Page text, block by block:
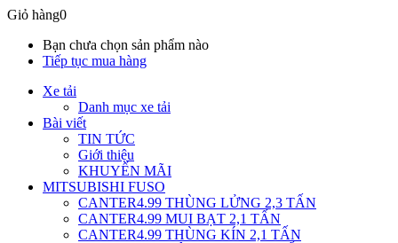
Giỏ hàng0
Bạn chưa chọn sản phẩm nào
Tiếp tục mua hàng
Xe tải
Danh mục xe tải
Bài viết
TIN TỨC
Giới thiệu
KHUYẾN MÃI
MITSUBISHI FUSO
CANTER4.99 THÙNG LỬNG 2,3 TẤN
CANTER4.99 MUI BẠT 2,1 TẤN
CANTER4.99 THÙNG KÍN 2,1 TẤN